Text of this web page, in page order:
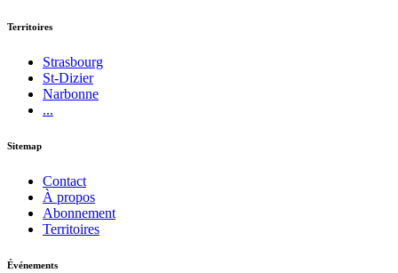
Territoires
Strasbourg
St-Dizier
Narbonne
...
Sitemap
Contact
À propos
Abonnement
Territoires
Événements